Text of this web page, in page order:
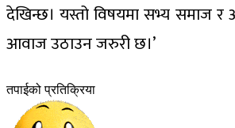
देखिन्छ। यस्तो विषयमा सभ्य समाज
आवाज उठाउन जरुरी छ।’
तपाईको प्रतिक्रिया